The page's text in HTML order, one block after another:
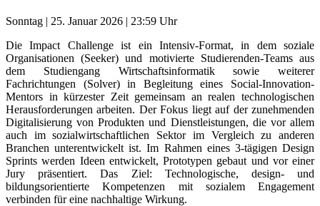
Sonntag | 25. Januar 2026 | 23:59 Uhr
Die Impact Challenge ist ein Intensiv-Format, in dem soziale
Organisationen (Seeker) und motivierte Studierenden-Teams aus
dem Studiengang Wirtschaftsinformatik sowie weiterer
Fachrichtungen (Solver) in Begleitung eines Social-Innovation-
Mentors in kürzester Zeit gemeinsam an realen technologischen
Herausforderungen arbeiten. Der Fokus liegt auf der zunehmenden
Digitalisierung von Produkten und Dienstleistungen, die vor allem
auch im sozialwirtschaftlichen Sektor im Vergleich zu anderen
Branchen unterentwickelt ist. Im Rahmen eines 3-tägigen Design
Sprints werden Ideen entwickelt, Prototypen gebaut und vor einer
Jury präsentiert. Das Ziel: Technologische, design- und
bildungsorientierte Kompetenzen mit sozialem Engagement
verbinden für eine nachhaltige Wirkung.